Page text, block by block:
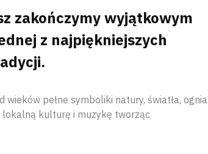
zakończymy wyjątkowym
z najpiękniejszych
pełne symboliki natury, światła, ognia
lokalną kulturę i muzykę tworząc